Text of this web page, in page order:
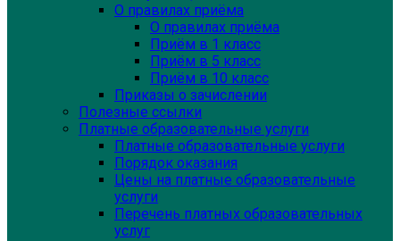
О правилах приёма
О правилах приёма
Приём в 1 класс
Приём в 5 класс
Приём в 10 класс
Приказы о зачислении
Полезные ссылки
Платные образовательные услуги
Платные образовательные услуги
Порядок оказания
Цены на платные образовательные
услуги
Перечень платных образовательных
услуг